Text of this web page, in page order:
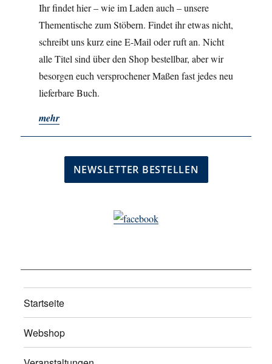
Ihr findet hier – wie im Laden auch – unsere
Thementische zum Stöbern. Findet ihr etwas nicht,
schreibt uns kurz eine E-Mail oder ruft an. Nicht
alle Titel sind über den Shop bestellbar, aber wir
besorgen euch versprochener Maßen fast jedes neu
lieferbare Buch.
mehr
Startseite
Webshop